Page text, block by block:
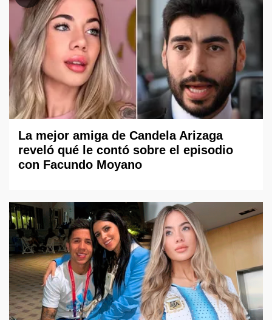
La mejor amiga de Candela Arizaga
reveló qué le contó sobre el episodio
con Facundo Moyano